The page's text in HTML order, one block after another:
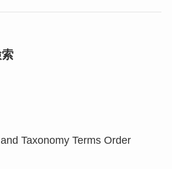
Taxonomy Terms Order